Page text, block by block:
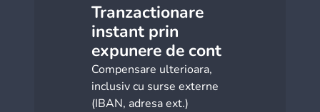
Tranzactionare
instant prin
expunere de cont
Compensare ulterioara,
inclusiv cu surse externe
(IBAN, adresa ext.)